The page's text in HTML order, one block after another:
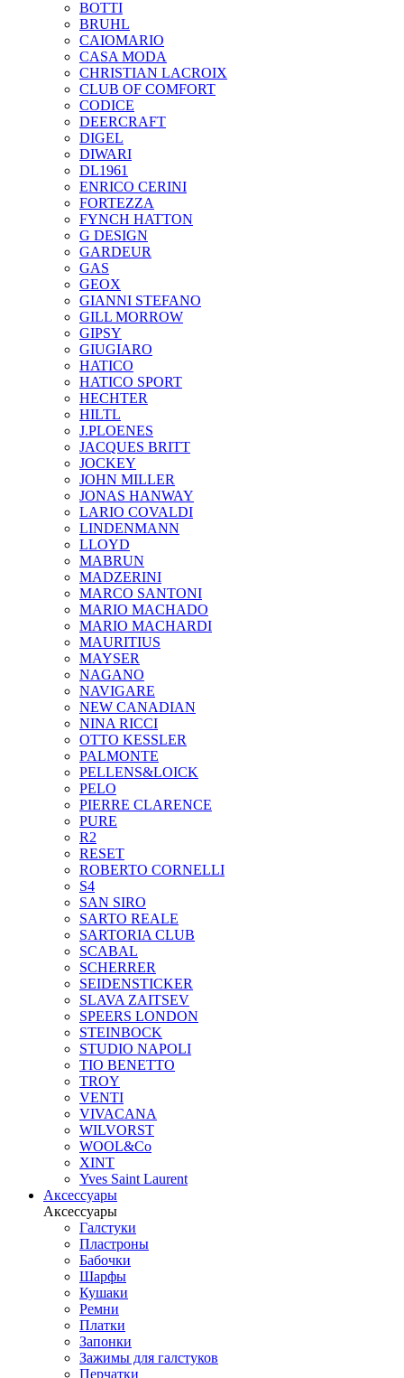
BOTTI
BRUHL
CAIOMARIO
CASA MODA
CHRISTIAN LACROIX
CLUB OF COMFORT
CODICE
DEERCRAFT
DIGEL
DIWARI
DL1961
ENRICO CERINI
FORTEZZA
FYNCH HATTON
G DESIGN
GARDEUR
GAS
GEOX
GIANNI STEFANO
GILL MORROW
GIPSY
GIUGIARO
HATICO
HATICO SPORT
HECHTER
HILTL
J.PLOENES
JAСQUES BRITT
JOCKEY
JOHN MILLER
JONAS HANWAY
LARIO COVALDI
LINDENMANN
LLOYD
MABRUN
MADZERINI
MARCO SANTONI
MARIO MACHADO
MARIO MACHARDI
MAURITIUS
MAYSER
NAGANO
NAVIGARE
NEW CANADIAN
NINA RICCI
OTTO KESSLER
PALMONTE
PELLENS&LOICK
PELO
PIERRE CLARENCE
PURE
R2
RESET
ROBERTO CORNELLI
S4
SAN SIRO
SARTO REALE
SARTORIA CLUB
SCABAL
SCHERRER
SEIDENSTICKER
SLAVA ZAITSEV
SPEERS LONDON
STEINBOCK
STUDIO NAPOLI
TIO BENETTO
TROY
VENTI
VIVACANA
WILVORST
WOOL&Co
XINT
Yves Saint Laurent
Аксессуары
Аксессуары
Галстуки
Пластроны
Бабочки
Шарфы
Кушаки
Ремни
Платки
Запонки
Зажимы для галстуков
Перчатки